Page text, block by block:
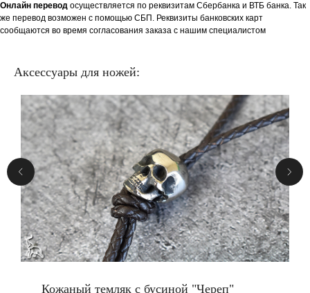
Онлайн перевод осуществляется по реквизитам Сбербанка и ВТБ банка. Так
же перевод возможен с помощью СБП. Реквизиты банковских карт
сообщаются во время согласования заказа с нашим специалистом
Аксессуары для ножей:
Кожаный темляк с бусиной "Череп"